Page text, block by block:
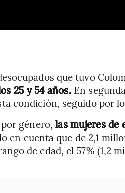
que tuvo
25 y 54 años. En
condición, seguido por
género, las mujeres de
en cuenta que de 2,1
de edad, el 57% (1,2